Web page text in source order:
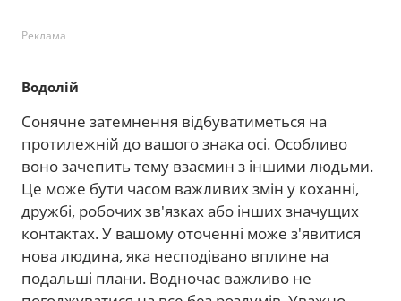
Реклама
Водолій
Сонячне затемнення відбуватиметься на
протилежній до вашого знака осі. Особливо
воно зачепить тему взаємин з іншими людьми.
Це може бути часом важливих змін у коханні,
дружбі, робочих зв'язках або інших значущих
контактах. У вашому оточенні може з'явитися
нова людина, яка несподівано вплине на
подальші плани. Водночас важливо не